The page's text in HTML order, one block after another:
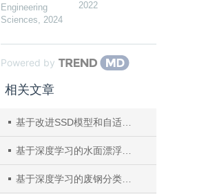
Engineering
Sciences, 2024
2022
Powered by
相关文章
基于改进SSD模型和自适应滤波算法的水面漂浮物目标检测跟踪方法
基于深度学习的水面漂浮物智能检测方法
基于深度学习的废钢分类评级方法研究